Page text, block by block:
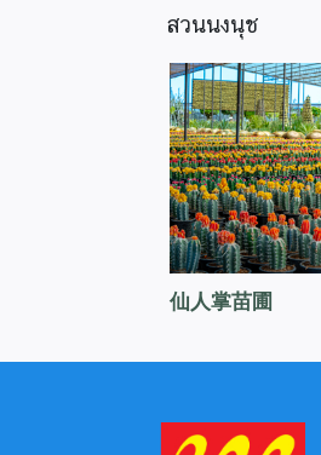
สวนนงนุช
仙人掌苗圃